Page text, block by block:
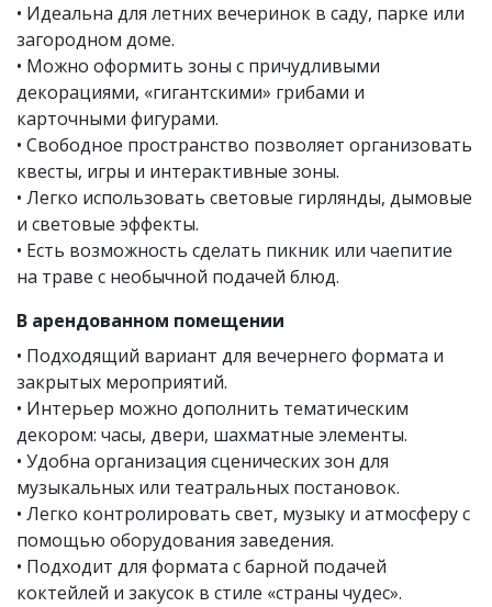
• Идеальна для летних вечеринок в саду, парке или
загородном доме.
• Можно оформить зоны с причудливыми
декорациями, «гигантскими» грибами и
карточными фигурами.
• Свободное пространство позволяет организовать
квесты, игры и интерактивные зоны.
• Легко использовать световые гирлянды, дымовые
и световые эффекты.
• Есть возможность сделать пикник или чаепитие
на траве с необычной подачей блюд.
В арендованном помещении
• Подходящий вариант для вечернего формата и
закрытых мероприятий.
• Интерьер можно дополнить тематическим
декором: часы, двери, шахматные элементы.
• Удобна организация сценических зон для
музыкальных или театральных постановок.
• Легко контролировать свет, музыку и атмосферу с
помощью оборудования заведения.
• Подходит для формата с барной подачей
коктейлей и закусок в стиле «страны чудес».